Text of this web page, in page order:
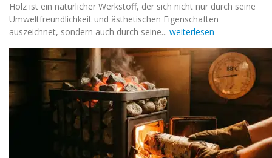
Holz ist ein natürlicher Werkstoff, der sich nicht nur durch seine
Umweltfreundlichkeit und ästhetischen Eigenschaften
auszeichnet, sondern auch durch seine... weiterlesen